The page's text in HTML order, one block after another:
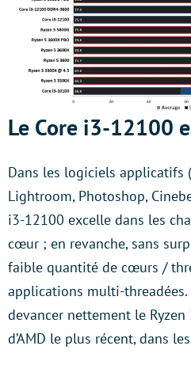
Le Core i3-12100
Dans les logiciels applicatifs
Lightroom, Photoshop,
i3-12100 excelle dans les
cœur ; en revanche, sans
faible quantité de cœurs /
applications multi-
devancer nettement le
d’AMD le plus récent, dans